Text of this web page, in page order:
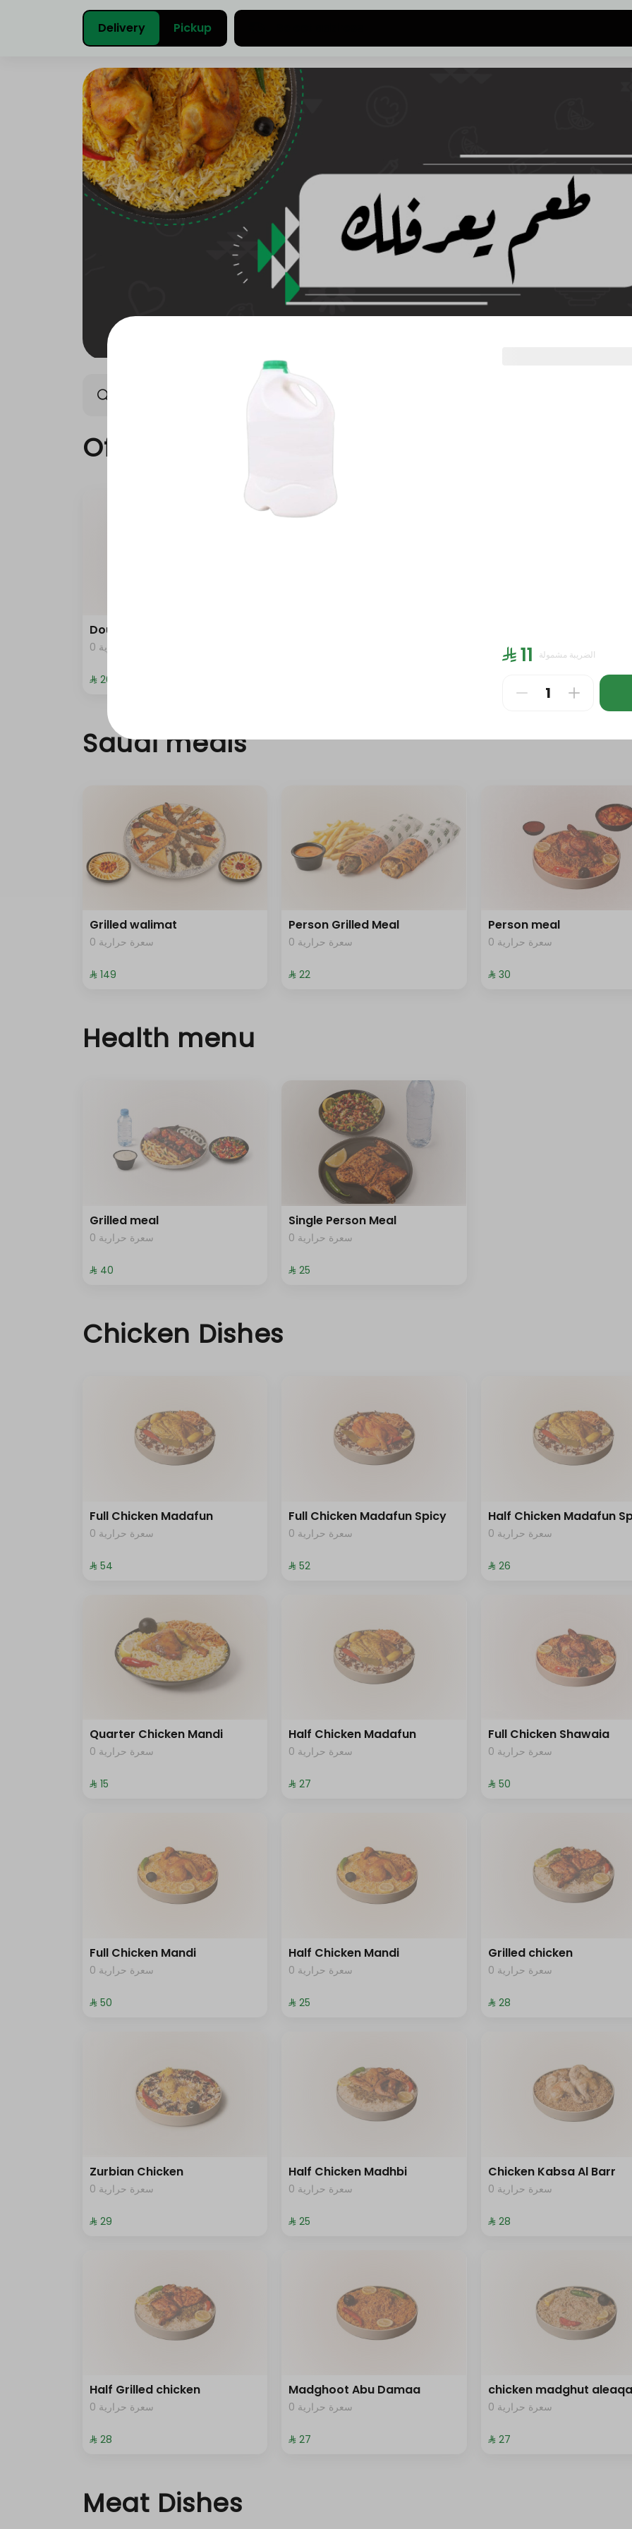
Delivery Pickup
Saudi meals
Offers
Double Grilled Meal
0 سعرة حرارية
⁨⁦‪‬ 20⁩
0 سعرة حرارية
Saudi meals
Grilled walimat
0 سعرة حرارية
⁨⁦‪‬ 149⁩
Person Grilled Meal
0 سعرة حرارية
⁨⁦‪‬ 22⁩
Person meal
0 سعرة حرارية
⁨⁦‪‬ 30⁩
Health menu
Grilled meal
0 سعرة حرارية
⁨⁦‪‬ 40⁩
Single Person Meal
0 سعرة حرارية
⁨⁦‪‬ 25⁩
Chicken Dishes
Full Chicken Madafun
0 سعرة حرارية
⁨⁦‪‬ 54⁩
Full Chicken Madafun Spicy
0 سعرة حرارية
⁨⁦‪‬ 52⁩
Half Chicken Madafun
0 سعرة حرارية
⁨⁦‪‬ 26⁩
Quarter Chicken Mandi
0 سعرة حرارية
⁨⁦‪‬ 15⁩
Half Chicken Madafun
0 سعرة حرارية
⁨⁦‪‬ 27⁩
Full Chicken Shawaia
0 سعرة حرارية
⁨⁦‪‬ 50⁩
Full Chicken Mandi
0 سعرة حرارية
⁨⁦‪‬ 50⁩
Half Chicken Mandi
0 سعرة حرارية
⁨⁦‪‬ 25⁩
Grilled chicken
0 سعرة حرارية
⁨⁦‪‬ 28⁩
Zurbian Chicken
0 سعرة حرارية
⁨⁦‪‬ 29⁩
Half Chicken Madhbi
0 سعرة حرارية
⁨⁦‪‬ 25⁩
Chicken Kabsa Al Barr
0 سعرة حرارية
⁨⁦‪‬ 28⁩
Half Grilled chicken
0 سعرة حرارية
⁨⁦‪‬ 28⁩
Madghoot Abu Damaa
0 سعرة حرارية
⁨⁦‪‬ 27⁩
chicken madghut
0 سعرة حرارية
⁨⁦‪‬ 27⁩
Meat Dishes
⁨⁦‪‬ 11⁩ الضريبة مشمولة